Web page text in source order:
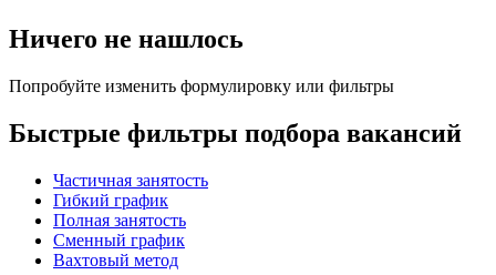
Ничего не нашлось
Попробуйте изменить формулировку или фильтры
Быстрые фильтры подбора вакансий
Частичная занятость
Гибкий график
Полная занятость
Сменный график
Вахтовый метод